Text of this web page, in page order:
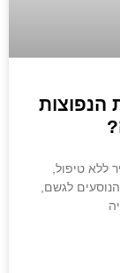
הנפוצות
ללא טיפול,
לגשם,